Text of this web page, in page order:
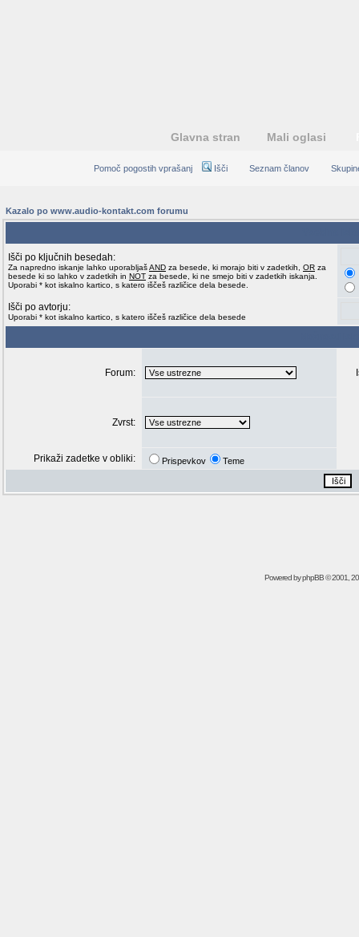
Glavna stran Mali oglasi
Pomoč pogostih vprašanj Išči Seznam članov
Kazalo po www.audio-kontakt.com forumu
Išči po ključnih besedah:
Za napredno iskanje lahko uporabljašAND za besede, ki morajo biti v zadetkih, OR za
besede ki so lahko v zadetkih in NOT za besede, ki ne smejo biti v zadetkih iskanja.
Uporabi * kot iskalno kartico, s katero iščeš različice dela besede.
Išči po avtorju:
Uporabi * kot iskalno kartico, s katero iščeš različice dela besede
Forum:
Zvrst:
Prikaži zadetke v obliki: Prispevkov Teme
Powered byphpBB© 2001,